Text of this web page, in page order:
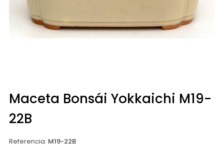
Maceta Bonsái Yokkaichi M19-
22B
Referencia: M19-22B